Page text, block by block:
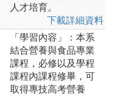
人才培育。
下載詳細資料
「學習內容」：本系
結合營養與食品專業
課程，必修以及學程
課程內課程修畢，可
取得專技高考營養